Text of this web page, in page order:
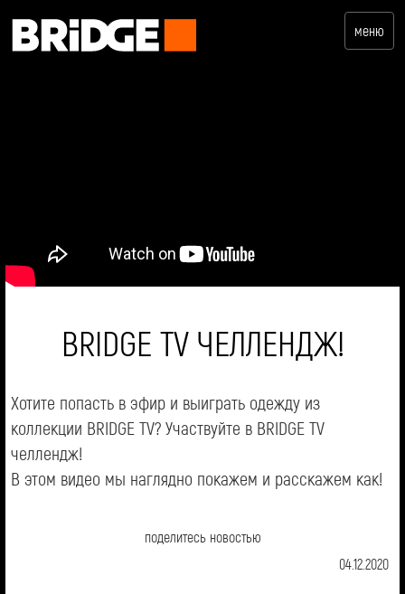
меню
BRIDGE TV ЧЕЛЛЕНДЖ!
Хотите попасть в эфир и выиграть одежду из
коллекции BRIDGE TV? Участвуйте в BRIDGE TV
челлендж!
В этом видео мы наглядно покажем и расскажем как!
поделитесь новостью
04.12.2020